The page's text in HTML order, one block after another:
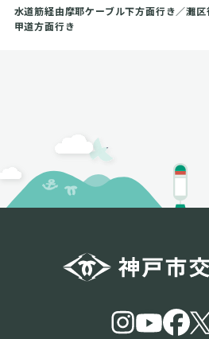
水道筋経由摩耶ケーブル下方面行き／灘
甲道方面行き